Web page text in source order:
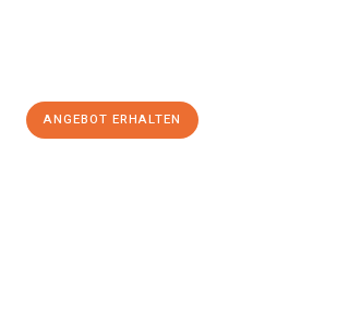
ANGEBOT ERHALTEN